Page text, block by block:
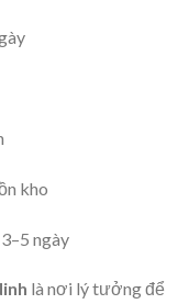
kho
ngày
là nơi lý tưởng để